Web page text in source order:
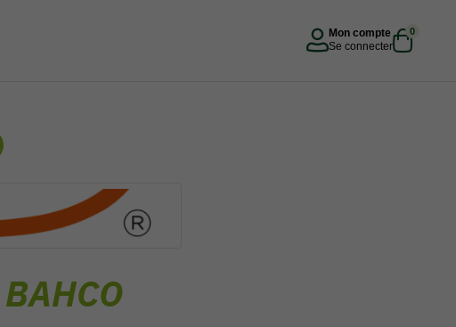
Mon compte
Se connecter
0
BAHCO